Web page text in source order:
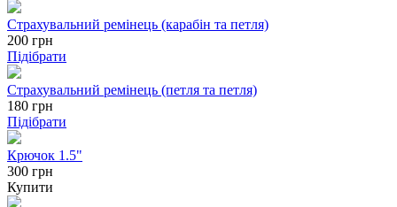
Страхувальний ремінець (карабін та петля)
200 грн
Підібрати
Страхувальний ремінець (петля та петля)
180 грн
Підібрати
Крючок 1.5"
300 грн
Купити